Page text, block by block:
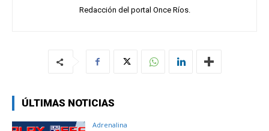
Redacción del portal Once Ríos.
ÚLTIMAS NOTICIAS
Adrenalina